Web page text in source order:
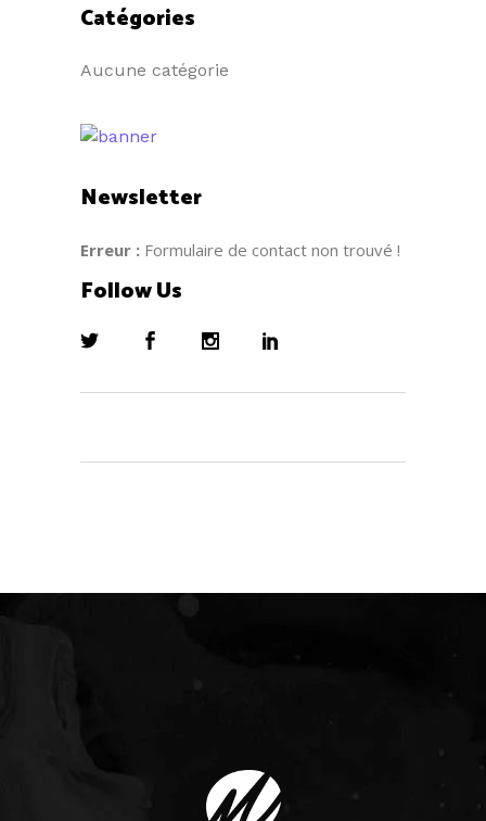
Catégories
Aucune catégorie
Newsletter
Erreur : Formulaire de contact non trouvé !
Follow Us